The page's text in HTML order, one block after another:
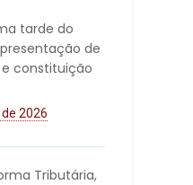
tarde do
de
constituição
2026
Tributária,